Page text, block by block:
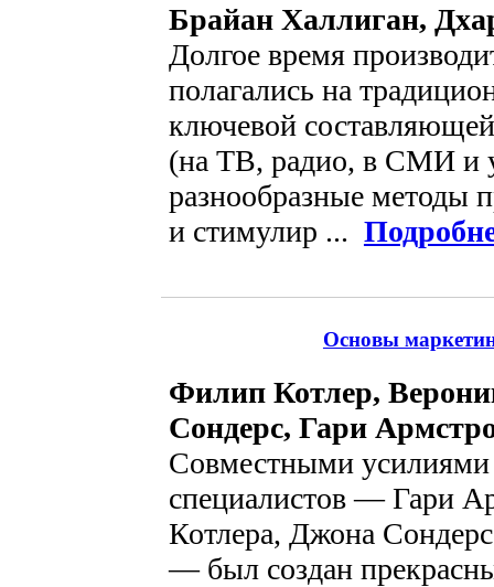
Брайан Халлиган,
Долгое время
полагались на
ключевой
(на ТВ, радио, в СМИ и
разнообразные методы
и стимулир ...
Основы
Филип Котлер,
Сондерс, Гари
Совместными усилиями
специалистов — Гари
Котлера, Джона
— был создан